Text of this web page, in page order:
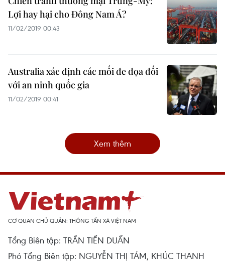
Lợi hay hại cho Đông Nam Á?
11/02/2019 00:43
Australia xác định các mối đe dọa đối
với an ninh quốc gia
11/02/2019 00:41
Xem thêm
CƠ QUAN CHỦ QUẢN: THÔNG TẤN XÃ VIỆT NAM
Tổng Biên tập: TRẦN TIẾN DUẨN
Phó Tổng Biên tập: NGUYỄN THỊ TÁM, KHÚC THANH